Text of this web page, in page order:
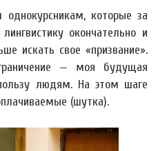
однокурсникам, которые за
окончательно и
искать свое «призвание».
— моя будущая
людям. На этом шаге
(шутка).